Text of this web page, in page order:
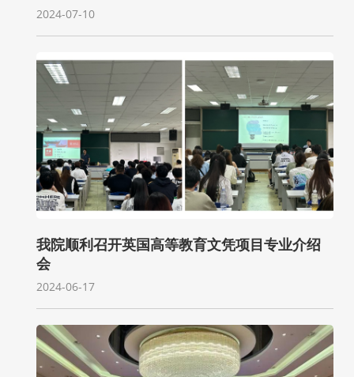
2024-07-10
我院顺利召开英国高等教育文凭项目专业介绍
会
2024-06-17